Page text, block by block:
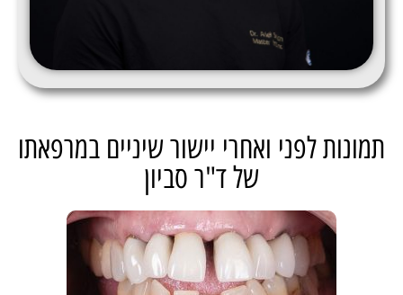
תמונות לפני ואחרי יישור שיניים במרפאתו
של ד"ר סביון